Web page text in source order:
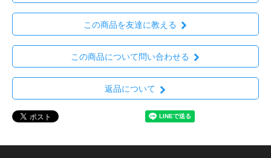
この商品を友達に教える
この商品について問い合わせる
返品について